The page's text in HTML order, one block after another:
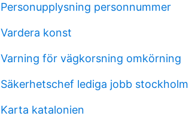
Personupplysning personnummer
Vardera konst
Varning för vägkorsning omkörning
Säkerhetschef lediga jobb stockholm
Karta katalonien